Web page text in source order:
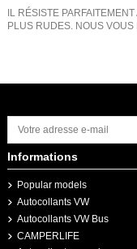
IL RÉSISTE
PLUS RUDES. NOUS
Informations
Popular models
Autocollants VW
Autocollants VW Bus
CAMPERLIFE